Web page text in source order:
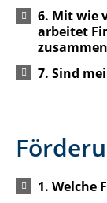
6. Mit wie
arbeitet
7. Sind
1. Welche